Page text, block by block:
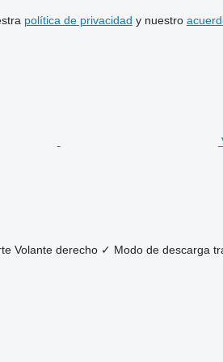
política de privacidad y nuestro
Volante derecho ✓ Modo de descarga